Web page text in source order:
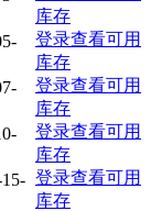
库存
登录查看可用
库存
登录查看可用
库存
登录查看可用
库存
登录查看可用
库存